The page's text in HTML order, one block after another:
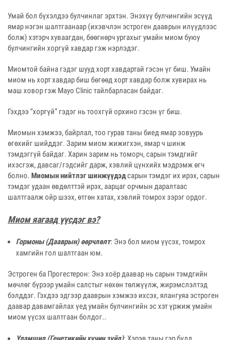
Умай бол бүхэлдээ булчинлаг эрхтэн. Энэхүү булчингийн эсүүд
ямар нэгэн шалтгаанаар (ихэвчлэн эстроген дааврын илүүдлээс
болж) хэтэрч хуваагдан, бөөгнөрч ургахыг умайн миом буюу
булчингийн хоргүй хавдар гэж нэрлэдэг.
Миомтой байна гэдэг шууд хорт хавдартай гэсэн үг биш. Умайн
миом нь хорт хавдар биш бөгөөд хорт хавдар болж хувирах нь
маш ховор гэж Mayo Clinic тайлбарласан байдаг.
Гэхдээ “хоргүй” гэдэг нь тоохгүй орхино гэсэн үг биш.
Миомын хэмжээ, байрлал, тоо гурав таны биед ямар зовуурь
өгөхийг шийддэг. Зарим миом жижигхэн, ямар ч шинж
тэмдэггүй байдаг. Харин зарим нь томорч, сарын тэмдгийг
ихэсгэж, давсаг/гэдсийг дарж, хэвлий цүнхийх мэдрэмж өгч
болно. Миомын нийтлэг шинжүүдэдсарын тэмдэг их ирэх, сарын
тэмдэг удаан өвдөлттэй ирэх, аарцаг орчмын даралтаас
шалтгаалж ойр шээх, өтгөн хатах, хэвлий томрох зэрэг ордог.
Миом яагаад үүсдэг вэ?
Гормоны (Дааврын) өөрчлөлт: Энэ бол миом үүсэх, томрох
хамгийн гол шалтгаан юм.
Эстроген ба Прогестерон: Энэ хоёр даавар нь сарын тэмдгийн
мөчлөг бүрээр умайн салстыг нөхөн төлжүүлж, жирэмслэлтэд
бэлддэг. Гэхдээ эдгээр дааврын хэмжээ ихсэх, ялангуяа эстроген
даавар давамгайлах үед умайн булчингийн эс хэт үржиж умайн
миом үүсэх шалтгаан болдог..